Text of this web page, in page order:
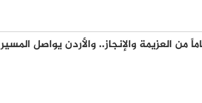
العزيمة والإنجاز.. والأردن يواصل المسير